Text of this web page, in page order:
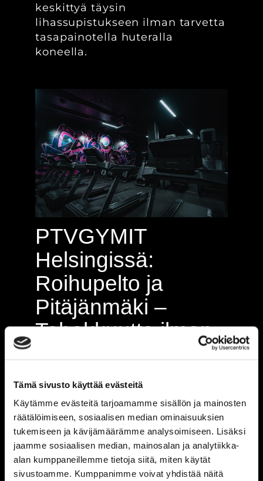
Tämä sivusto käyttää evästeitä
Käytämme evästeitä tarjoamamme sisällön ja mainosten
räätälöimiseen, sosiaalisen median ominaisuuksien
tukemiseen ja kävijämäärämme analysoimiseen. Lisäksi
jaamme sosiaalisen median, mainosalan ja analytiikka-
alan kumppaneillemme tietoja siitä, miten käytät
sivustoamme. Kumppanimme voivat yhdistää näitä
keskittyä täysin
lihassupistukseen ilman tarvetta
tasapainotella huteralla
koneella.
PTVGYMIT
Helsingissä:
Roihupelto ja
Pitäjänmäki –
Tehokkuutta ilman
Helsingin alueella tavoitteellinen
treenaaja löytää kaksi vahvaa
toimipistettä.PTVGYM
RoihupeltojaPTVGYM
Pitäjänmäkion rakennettu niille,
jotka haluavat harjoitella